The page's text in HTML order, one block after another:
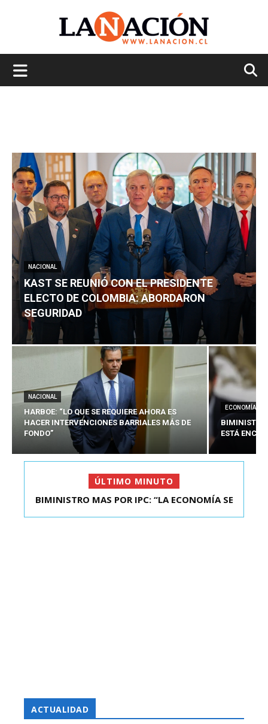
NACIONAL
KAST SE REUNIÓ CON EL PRESIDENTE
ELECTO DE COLOMBIA: ABORDARON
SEGURIDAD
NACIONAL
HARBOE: “LO QUE SE REQUIERE AHORA ES
HACER INTERVENCIONES BARRIALES MÁS DE
FONDO”
ECONOMÍA
BIMINISTRO
ESTÁ
ÚLTIMO MINUTO
KAST SE REUNIÓ CON EL PRESIDENTE ELECTO DE
BIMINISTRO MAS POR IPC: “LA ECONOMÍA SE
ACTUALIDAD